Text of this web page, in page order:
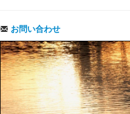
お問い合わせ